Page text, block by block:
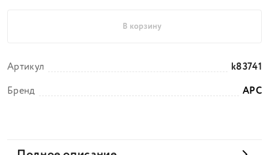
В корзину
Артикул
k83741
Бренд
APC